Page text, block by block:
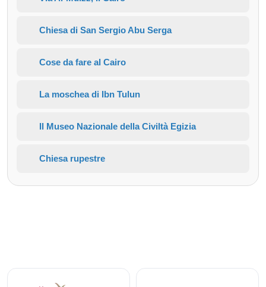
Chiesa di San Sergio Abu Serga
Cose da fare al Cairo
La moschea di Ibn Tulun
Il Museo Nazionale della Civiltà Egizia
Chiesa rupestre